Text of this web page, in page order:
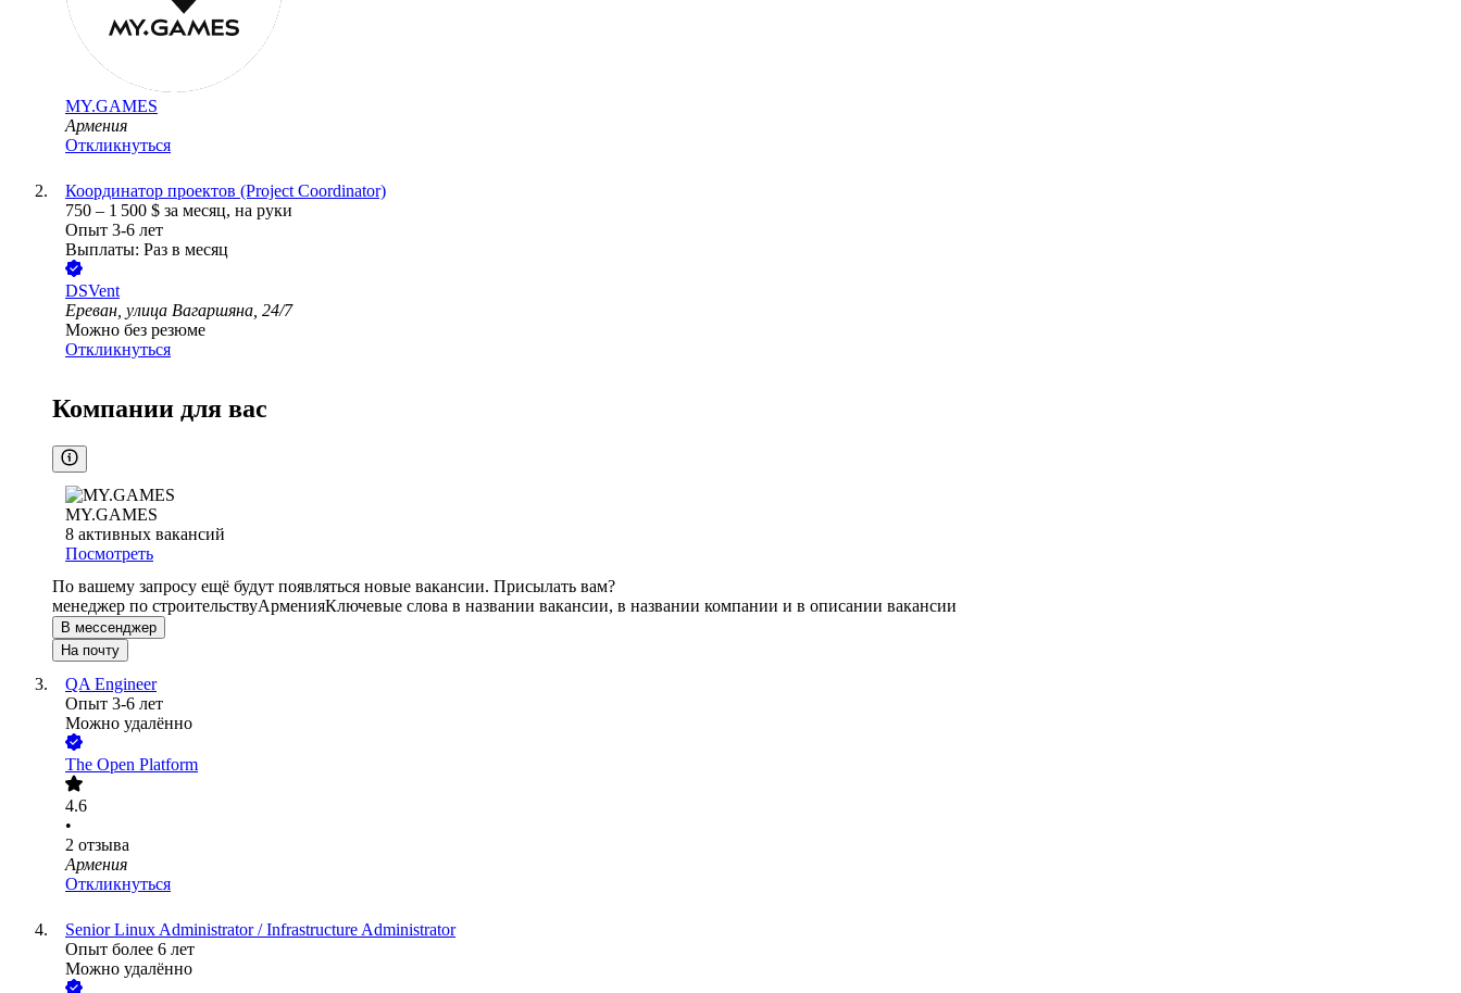
MY.GAMES
Армения
Откликнуться
Координатор проектов (Project Coordinator)
750 – 1 500 $ за месяц, на руки
Опыт 3-6 лет
Выплаты: Раз в месяц
DSVent
Ереван, улица Вагаршяна, 24/7
Можно без резюме
Откликнуться
Компании для вас
MY.GAMES
8 активных вакансий
Посмотреть
По вашему запросу ещё будут появляться новые вакансии. Присылать вам?
менеджер по строительствуАрменияКлючевые слова в названии вакансии, в названии компании и в описании вакансии
В мессенджер
На почту
QA Engineer
Опыт 3-6 лет
Можно удалённо
The Open Platform
4.6
•
2 отзыва
Армения
Откликнуться
Senior Linux Administrator / Infrastructure Administrator
Опыт более 6 лет
Можно удалённо